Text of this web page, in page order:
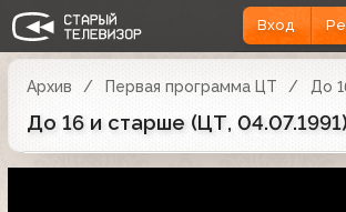
Вход
Архив Первая программа ЦТ До
До 16 и старше (ЦТ,